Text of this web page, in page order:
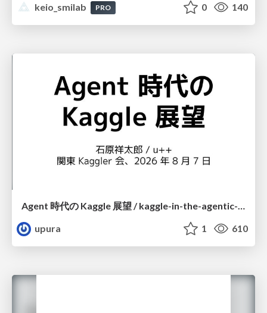
keio_smilab
PRO 0 140
Agent 時代の Kaggle 展望 / kaggle-in-the-agentic-era
upura
1 610